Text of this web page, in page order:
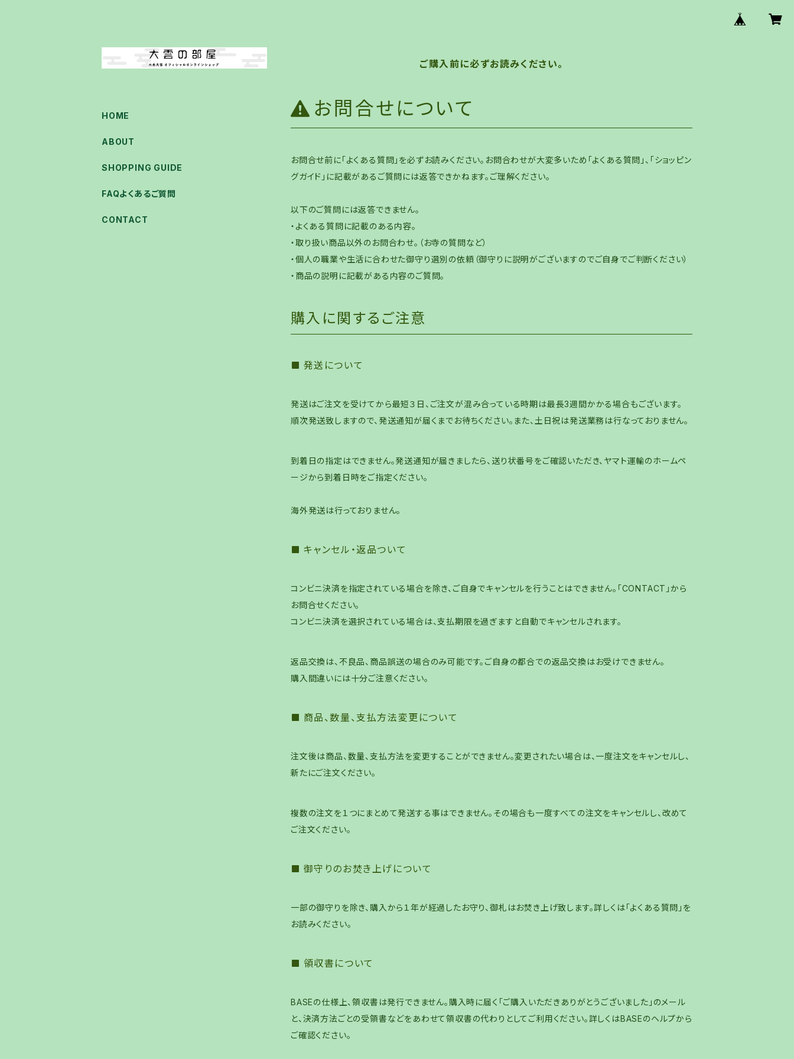
ご購入前に必ずお読みください。
お問合せについて
お問合せ前に「よくある質問」を必ずお読みください。お問合わせが大変多いため「よくある質問」、「ショッピン
グガイド」に記載があるご質問には返答できかねます。ご理解ください。
以下のご質問には返答できません。
・よくある質問に記載のある内容。
・取り扱い商品以外のお問合わせ。（お寺の質問など）
・個人の職業や生活に合わせた御守り選別の依頼（御守りに説明がございますのでご自身でご判断ください）
・商品の説明に記載がある内容のご質問。
購入に関するご注意
発送について
発送はご注文を受けてから最短３日、ご注文が混み合っている時期は最長3週間かかる場合もございます。
順次発送致しますので、発送通知が届くまでお待ちください。また、土日祝は発送業務は行なっておりません。
到着日の指定はできません。発送通知が届きましたら、送り状番号をご確認いただき、ヤマト運輸のホームペ
ージから到着日時をご指定ください。
海外発送は行っておりません。
キャンセル・返品ついて
コンビニ決済を指定されている場合を除き、ご自身でキャンセルを行うことはできません。「CONTACT」から
お問合せください。
コンビニ決済を選択されている場合は、支払期限を過ぎますと自動でキャンセルされます。
返品交換は、不良品、商品誤送の場合のみ可能です。ご自身の都合での返品交換はお受けできません。
購入間違いには十分ご注意ください。
商品、数量、支払方法変更について
注文後は商品、数量、支払方法を変更することができません。変更されたい場合は、一度注文をキャンセルし、
新たにご注文ください。
複数の注文を１つにまとめて発送する事はできません。その場合も一度すべての注文をキャンセルし、改めて
ご注文ください。
御守りのお焚き上げについて
一部の御守りを除き、購入から１年が経過したお守り、御札はお焚き上げ致します。詳しくは「よくある質問」を
お読みください。
領収書について
BASEの仕様上、領収書は発行できません。購入時に届く「ご購入いただきありがとうございました」のメール
と、決済方法ごとの受領書などをあわせて領収書の代わりとしてご利用ください。詳しくはBASEのヘルプから
ご確認ください。
HOME
ABOUT
SHOPPING GUIDE
FAQよくあるご質問
CONTACT